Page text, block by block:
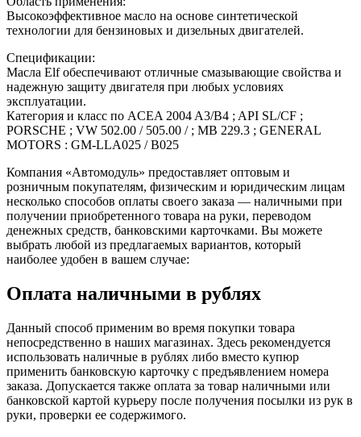
Высокоэффективное масло на основе синтетической
технологии для бензиновых и дизельных двигателей.
Спецификации:
Масла Elf обеспечивают отличные смазывающие свойства и
надежную защиту двигателя при любых условиях
эксплуатации.
Категория и класс по ACEA 2004 A3/B4 ; API SL/CF ;
PORSCHE ; VW 502.00 / 505.00 / ; MB 229.3 ; GENERAL
MOTORS : GM-LLA025 / B025
Компания «Автомодуль» предоставляет оптовым и
розничным покупателям, физическим и юридическим лицам
несколько способов оплаты своего заказа — наличными при
получении приобретенного товара на руки, переводом
денежных средств, банковскими карточками. Вы можете
выбрать любой из предлагаемых вариантов, который
наиболее удобен в вашем случае:
Оплата наличными в рублях
Данный способ применим во время покупки товара
непосредственно в наших магазинах. Здесь рекомендуется
использовать наличные в рублях либо вместо купюр
применить банковскую карточку с предъявлением номера
заказа. Допускается также оплата за товар наличными или
банковской картой курьеру после получения посылки из рук в
руки, проверки ее содержимого.